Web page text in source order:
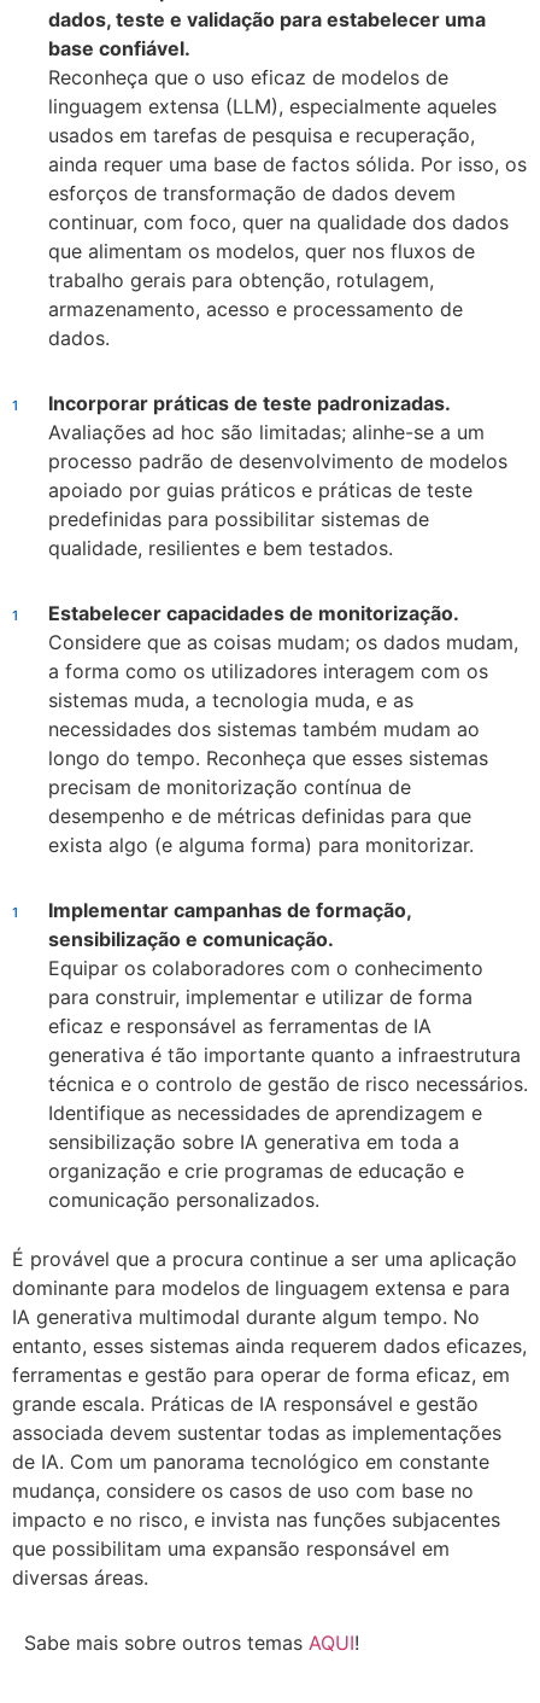
dados, teste e validação para estabelecer uma
base confiável.
Reconheça que o uso eficaz de modelos de
linguagem extensa (LLM), especialmente aqueles
usados em tarefas de pesquisa e recuperação,
ainda requer uma base de factos sólida. Por isso, os
esforços de transformação de dados devem
continuar, com foco, quer na qualidade dos dados
que alimentam os modelos, quer nos fluxos de
trabalho gerais para obtenção, rotulagem,
armazenamento, acesso e processamento de
dados.
Incorporar práticas de teste padronizadas.
Avaliações ad hoc são limitadas; alinhe-se a um
processo padrão de desenvolvimento de modelos
apoiado por guias práticos e práticas de teste
predefinidas para possibilitar sistemas de
qualidade, resilientes e bem testados.
Estabelecer capacidades de monitorização.
Considere que as coisas mudam; os dados mudam,
a forma como os utilizadores interagem com os
sistemas muda, a tecnologia muda, e as
necessidades dos sistemas também mudam ao
longo do tempo. Reconheça que esses sistemas
precisam de monitorização contínua de
desempenho e de métricas definidas para que
exista algo (e alguma forma) para monitorizar.
Implementar campanhas de formação,
sensibilização e comunicação.
Equipar os colaboradores com o conhecimento
para construir, implementar e utilizar de forma
eficaz e responsável as ferramentas de IA
generativa é tão importante quanto a infraestrutura
técnica e o controlo de gestão de risco necessários.
Identifique as necessidades de aprendizagem e
sensibilização sobre IA generativa em toda a
organização e crie programas de educação e
comunicação personalizados.
É provável que a procura continue a ser uma aplicação
dominante para modelos de linguagem extensa e para
IA generativa multimodal durante algum tempo. No
entanto, esses sistemas ainda requerem dados eficazes,
ferramentas e gestão para operar de forma eficaz, em
grande escala. Práticas de IA responsável e gestão
associada devem sustentar todas as implementações
de IA. Com um panorama tecnológico em constante
mudança, considere os casos de uso com base no
impacto e no risco, e invista nas funções subjacentes
que possibilitam uma expansão responsável em
diversas áreas.
Sabe mais sobre outros temas AQUI!